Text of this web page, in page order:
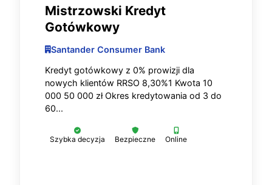
Mistrzowski Kredyt
Gotówkowy
Santander Consumer Bank
Kredyt gotówkowy z 0% prowizji dla
nowych klientów RRSO 8,30%1 Kwota 10
000 50 000 zł Okres kredytowania od 3 do
60...
Szybka decyzja Bezpieczne Online